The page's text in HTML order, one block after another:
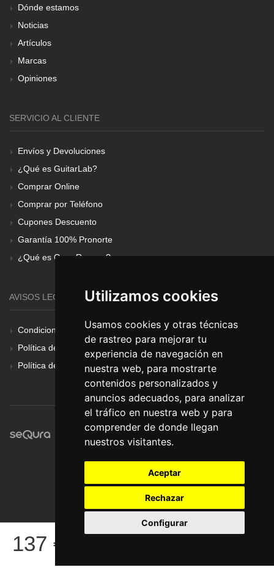
Utilizamos cookies
Usamos cookies y otras técnicas
de rastreo para mejorar tu
experiencia de navegación en
nuestra web, para mostrarte
contenidos personalizados y
anuncios adecuados, para analizar
el tráfico en nuestra web y para
comprender de donde llegan
nuestros visitantes.
Aceptar
Rechazar
Configurar
137 €
Dónde estamos
Noticias
Artículos
Marcas
Opiniones
SERVICIO AL CLIENTE
Envíos y Devoluciones
¿Qué es GuitarLab?
Comprar Online
Comprar por Teléfono
Cupones Descuento
Garantía 100% Pronorte
¿Qué es Gear Renove?
AVISOS LEGALES
Condiciones Generales
Política de Cookies
Política de Privacidad
© Pronorte Sonido SL. Todos los derechos reservados.